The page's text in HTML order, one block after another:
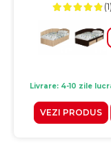
(1)
Livrare: 4-10 zile
VEZI PRODUS